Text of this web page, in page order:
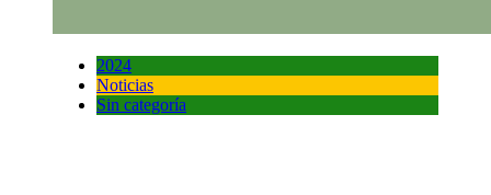
2024
Noticias
Sin categoría